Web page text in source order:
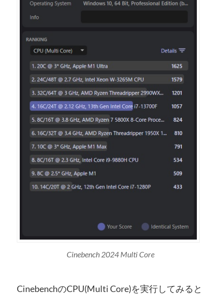
Cinebench 2024 Multi Core
CinebenchのCPU(Multi Core)を実行してみると